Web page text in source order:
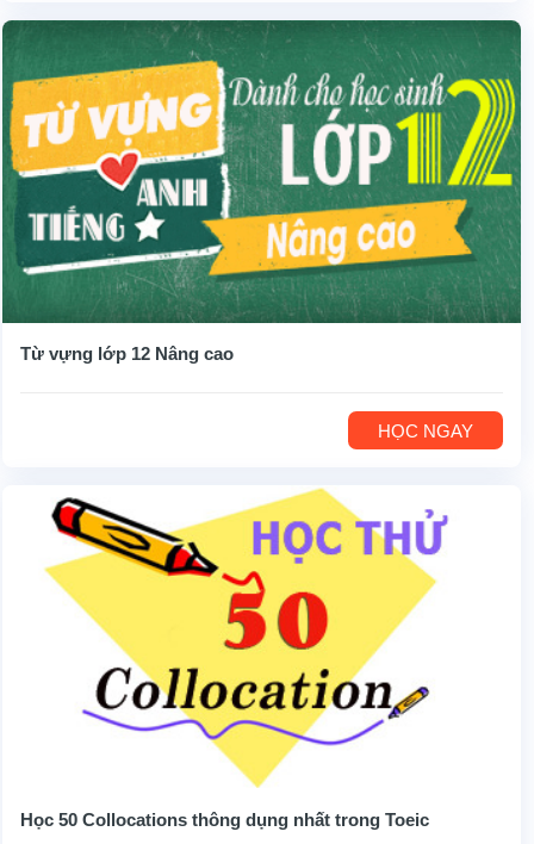
Từ vựng lớp 12 Nâng cao
HỌC NGAY
Học 50 Collocations thông dụng nhất trong Toeic